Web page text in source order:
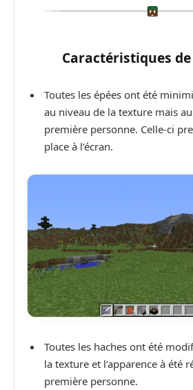
Caractéristiques
Toutes les épées ont été
au niveau de la texture mais
première personne. Celle-ci
place à l’écran.
Toutes les haches ont été
la texture et l’apparence à été
première personne.